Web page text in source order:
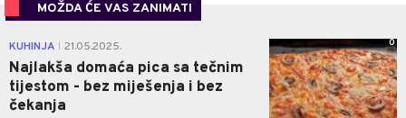
MOŽDA ĆE VAS ZANIMATI
KUHINJA 21.05.2025.
Najlakša domaća pica sa tečnim
tijestom - bez miješenja i bez
čekanja
0